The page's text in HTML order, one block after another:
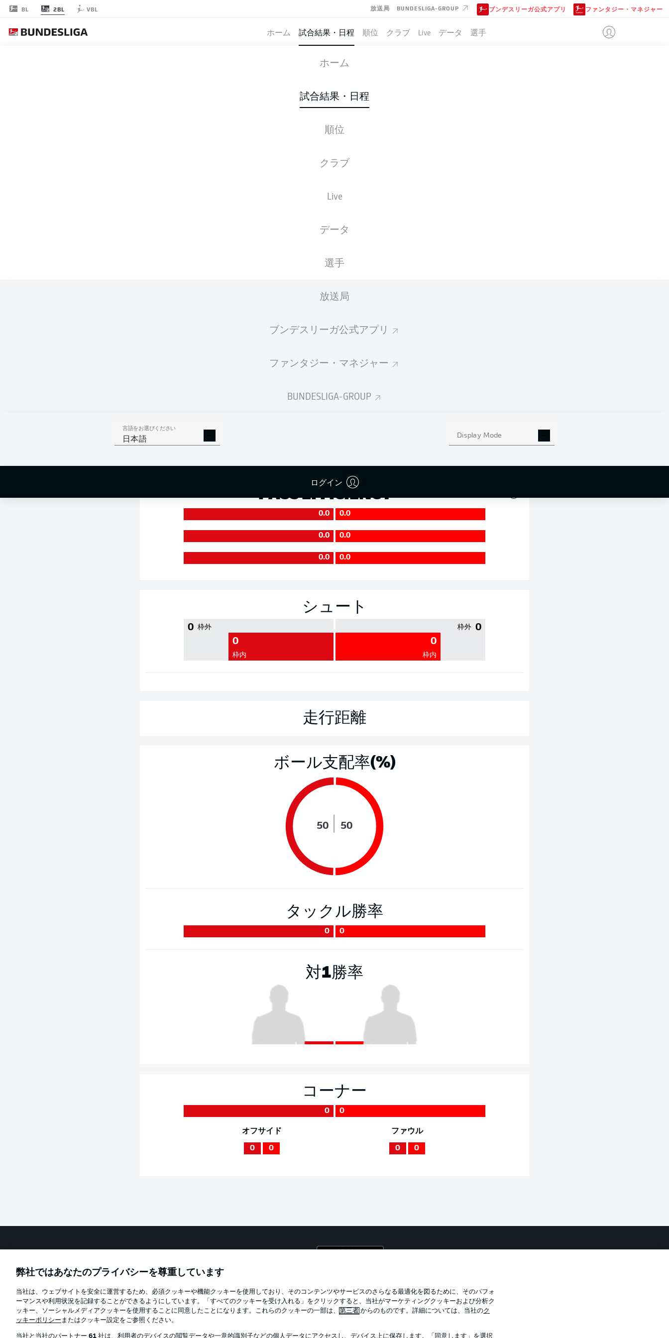
BL 2BL VBL 放送局 BUNDESLIGA-GROUP ブンデスリーガ公式アプリ ファンタジー・マネジャー
ホーム 試合結果・日程 順位 クラブ Live データ 選手
ホーム
試合結果・日程
順位
クラブ
Live
データ
選手
放送局
ブンデスリーガ公式アプリ
ファンタジー・マネジャー
BUNDESLIGA-GROUP
言語をお選びください
日本語 Display Mode
ログイン
HEIDENHEIM KAISERSLAUTERN
スターティングメンバー
XGOALS
PASS EFFICIENCY
0.0 0.0
0.0 0.0
0.0 0.0
シュート
0 枠外
0
枠内
0
枠外
0
枠内
走行距離
ボール支配率(%)
50 50
タックル勝率
0 0
対1勝率
コーナー
0 0
オフサイド
0 0
ファウル
0 0
Football as it's meant to be
Official Partners
当サイトについて
弊社ではあなたのプライバシーを尊重しています
当社は、ウェブサイトを安全に運営するため、必須クッキーや機能クッキーを使用しており、そのコンテンツやサービスのさらなる最適化を図るために、そのパフォ
ーマンスや利用状況を記録することができるようにしています。「すべてのクッキーを受け入れる」をクリックすると、当社がマーケティングクッキーおよび分析ク
ッキー、ソーシャルメディアクッキーを使用することに同意したことになります。これらのクッキーの一部は、 第三者 からのものです。詳細については、当社のク
ッキーポリシー またはクッキー設定をご参照ください。
当社と当社のパートナー 61 社は、利用者のデバイスの閲覧データや一意的識別子などの個人データにアクセスし、デバイス上に保存します。「同意します」を選択